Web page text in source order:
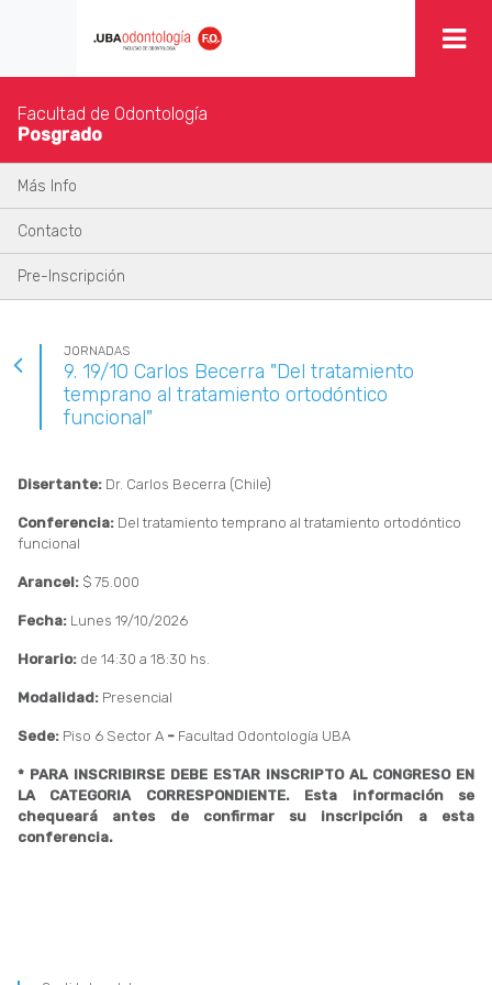
Facultad de Odontología
Posgrado
Más Info
Contacto
Pre-Inscripción
JORNADAS
9. 19/10 Carlos Becerra "Del tratamiento
temprano al tratamiento ortodóntico
funcional"
Disertante: Dr. Carlos Becerra (Chile)
Conferencia: Del tratamiento temprano al tratamiento ortodóntico
funcional
Arancel: $ 75.000
Fecha: Lunes 19/10/2026
Horario: de 14:30 a 18:30 hs.
Modalidad: Presencial
Sede: Piso 6 Sector A - Facultad Odontología UBA
* PARA INSCRIBIRSE DEBE ESTAR INSCRIPTO AL CONGRESO EN
LA CATEGORIA CORRESPONDIENTE. Esta información se
chequeará antes de confirmar su inscripción a esta
conferencia.